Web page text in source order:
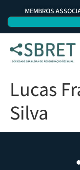
MEMBROS
Lucas
Silva